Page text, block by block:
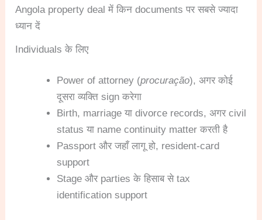
Angola property deal में किन documents पर सबसे ज्यादा
ध्यान दें
Individuals के लिए
Power of attorney (procuração), अगर कोई
दूसरा व्यक्ति sign करेगा
Birth, marriage या divorce records, अगर civil
status या name continuity matter करती है
Passport और जहाँ लागू हो, resident-card
support
Stage और parties के हिसाब से tax
identification support